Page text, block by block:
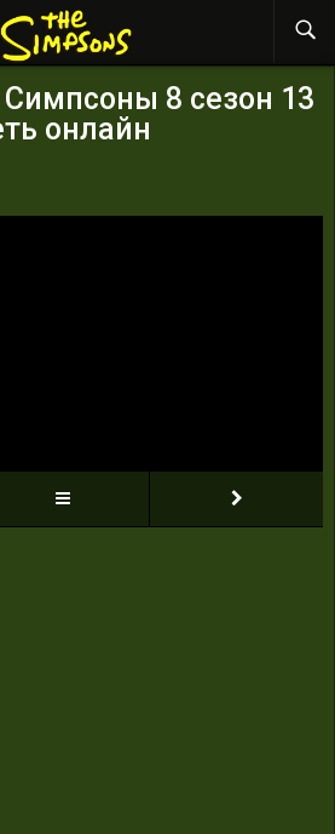
8 сезон 13
онлайн